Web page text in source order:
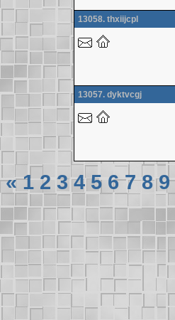
13058. thxiijcpl
13057. dyktvcgj
« 1 2 3 4 5 6 7 8 9